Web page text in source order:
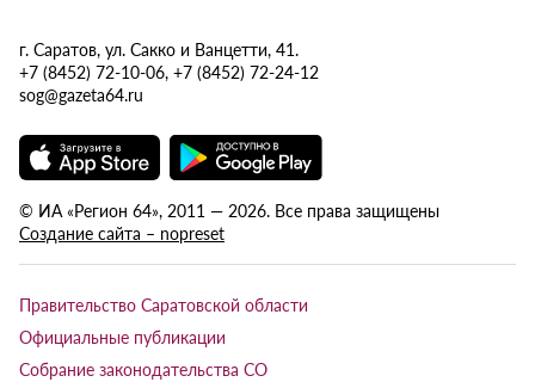
г. Саратов, ул. Сакко и Ванцетти, 41.
+7 (8452) 72-10-06, +7 (8452) 72-24-12
sog@gazeta64.ru
© ИА «Регион 64», 2011 — 2026. Все права защищены
Создание сайта – nopreset
Правительство Саратовской области
Официальные публикации
Собрание законодательства СО